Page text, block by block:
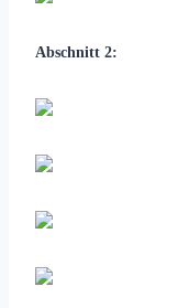
Abschnitt 2: